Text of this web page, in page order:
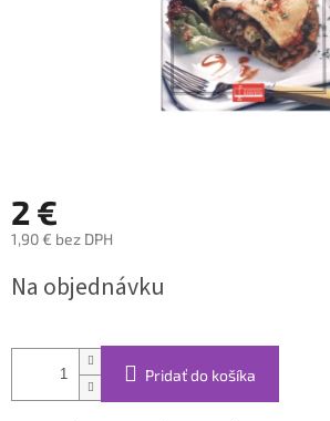
2 €
1,90 € bez DPH
cena:
Na objednávku
Pridať do košíka